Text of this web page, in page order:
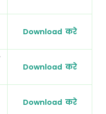
Download करे
Download करे
Download करे